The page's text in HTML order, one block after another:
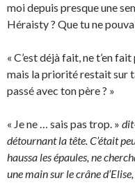
moi depuis presque une
Héraisty ? Que tu ne
« C’est déjà fait, ne t’en
mais la priorité restait sur
passé avec ton père ? »
« Je ne … sais pas trop. »
détournant la tête. C’était
haussa les épaules, ne
une main sur le crâne